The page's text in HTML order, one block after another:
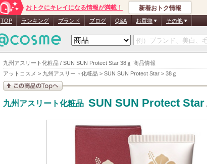
九州アスリート化粧品 / SUN SUN Protect Star 38ｇ 商品情報
アットコスメ > 九州アスリート化粧品 > SUN SUN Protect Star > 38ｇ
おトクにキレイになる情報が満載！ 新着おトク情報
TOP ランキング ブランド ブログ Q&A お買物 その他
九州アスリート化粧品 SUN SUN Protect Star